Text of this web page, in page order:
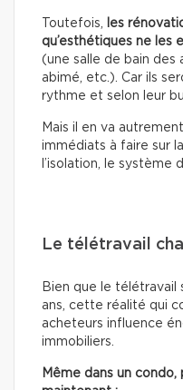
Toutefois,
les
qu’esthétiques ne les
(une salle de bain des
abimé, etc.). Car ils
rythme et selon leur
Mais il en va
immédiats à faire sur
l’isolation, le système
Le télétravail
Bien que le télétravail
ans, cette réalité qui
acheteurs influence
immobiliers.
Même dans un